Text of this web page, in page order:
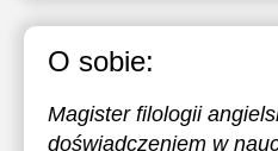
O sobie:
Magister filologii
doświadczeniem w